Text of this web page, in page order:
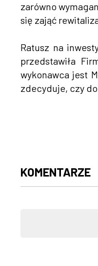
zarówno
się zająć
Ratusz na
przedstawiła
wykonawca jest
zdecyduje, czy
KOMENTARZE